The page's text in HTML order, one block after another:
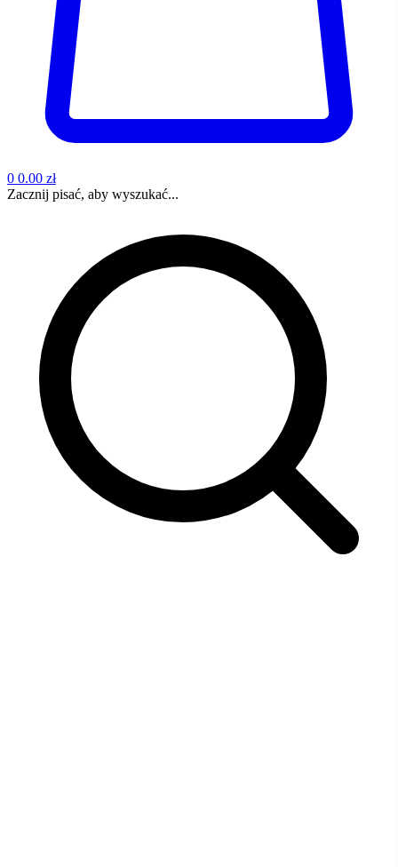
0 0.00 zł
Zacznij pisać, aby wyszukać...